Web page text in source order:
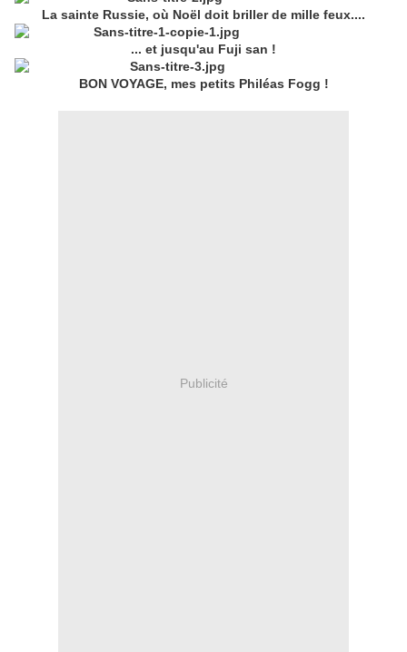
La sainte Russie, où Noël doit briller de mille feux....
... et jusqu'au Fuji san !
BON VOYAGE, mes petits Philéas Fogg !
Publicité